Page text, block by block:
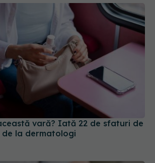
vară? Iată 22 de sfaturi de
la dermatologi